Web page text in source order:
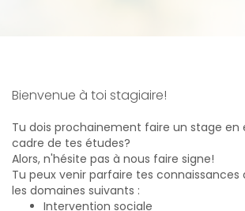
Bienvenue à toi stagiaire!
Tu dois prochainement faire un stage en
cadre de tes études?
Alors, n'hésite pas à nous faire signe!
Tu peux venir parfaire tes connaissances
les domaines suivants :
Intervention sociale